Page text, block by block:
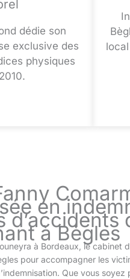
dédie son
exclusive des
physiques
en
à Bègles
à Bordeaux, le cabinet
pour accompagner les
Que vous